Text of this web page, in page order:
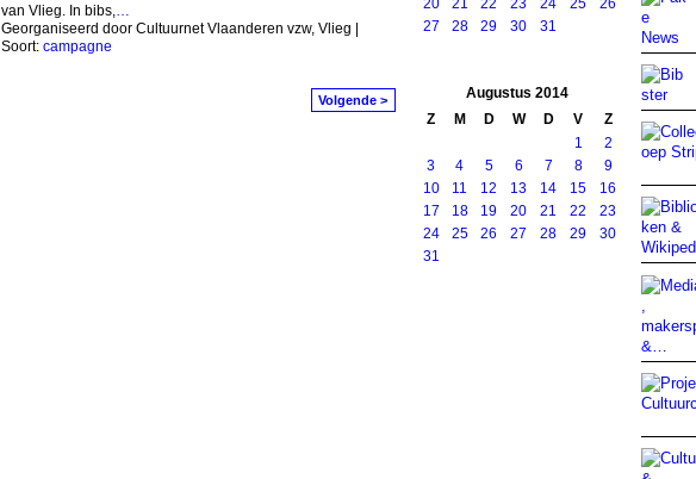
van Vlieg. In bibs,…
Georganiseerd door Cultuurnet Vlaanderen vzw, Vlieg |
Soort: campagne
Volgende >
20
21 22 23 24 25
26
27
28 29 30 31
Augustus 2014
Z
M D W D V
Z
1
2
3
4 5 6 7 8
9
10
11 12 13 14 15
16
17
18 19 20 21 22
23
24
25 26 27 28 29
30
31